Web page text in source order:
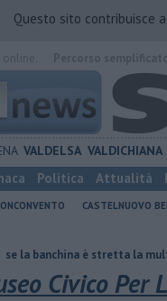
Questo sito contribuisce
VALDELSA VALDICHIANA
Politica Attualità
CASTELNUOVO
è stretta la multa è nulla
Civico Per